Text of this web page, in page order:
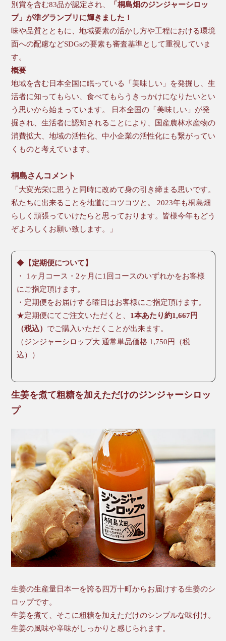
別賞を含む83品が認定され、
「桐島畑のジンジャーシロッ
プ」が準グランプリに輝きました！
味や品質とともに、地域要素の活かし方や工程における環境
面への配慮などSDGsの要素も審査基準として重視していま
す。
概要
地域を含む日本全国に眠っている「美味しい」を発掘し、生
活者に知ってもらい、食べてもらうきっかけになりたいとい
う思いから始まっています。 日本全国の「美味しい」が発
掘され、生活者に認知されることにより、国産農林水産物の
消費拡大、地域の活性化、中小企業の活性化にも繋がってい
くものと考えています。
桐島さんコメント
「大変光栄に思うと同時に改めて身の引き締まる思いです。
私たちに出来ることを地道にコツコツと。 2023年も桐島畑
らしく頑張っていけたらと思っております。皆様今年もどう
ぞよろしくお願い致します。」
◆【定期便について】
・ 1ヶ月コース・2ヶ月に1回コースのいずれかをお客様
にご指定頂けます。
・定期便をお届けする曜日はお客様にご指定頂けます。
★定期便にてご注文いただくと、 1本あたり約1,667円
（税込） でご購入いただくことが出来ます。
（ジンジャーシロップ大 通常単品価格 1,750円（税
込））
生姜を煮て粗糖を加えただけのジンジャーシロッ
プ
生姜の生産量日本一を誇る四万十町からお届けする生姜のシ
ロップです。
生姜を煮て、そこに粗糖を加えただけのシンプルな味付け。
生姜の風味や辛味がしっかりと感じられます。